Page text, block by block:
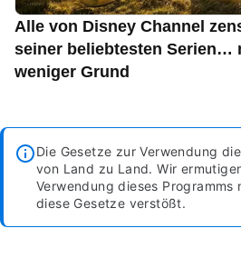
Alle von Disney Channel
seiner beliebtesten Serien…
weniger Grund
Die Gesetze zur Verwendung
von Land zu Land. Wir
Verwendung dieses Programms
diese Gesetze verstößt.